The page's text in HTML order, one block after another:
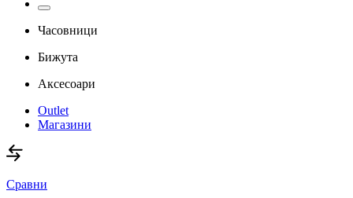
Часовници
Бижута
Аксесоари
Outlet
Магазини
Сравни